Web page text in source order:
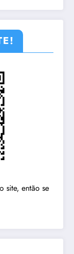
site, então se